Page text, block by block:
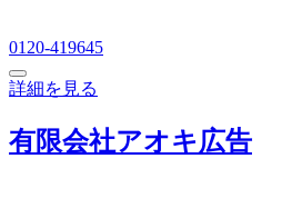
0120-419645
詳細を見る
有限会社アオキ広告